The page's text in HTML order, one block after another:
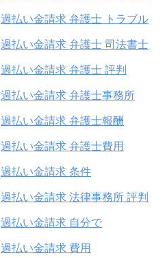
過払い金請求 弁護士 トラブル
過払い金請求 弁護士 司法書士
過払い金請求 弁護士 評判
過払い金請求 弁護士事務所
過払い金請求 弁護士報酬
過払い金請求 弁護士費用
過払い金請求 条件
過払い金請求 法律事務所 評判
過払い金請求 自分で
過払い金請求 費用